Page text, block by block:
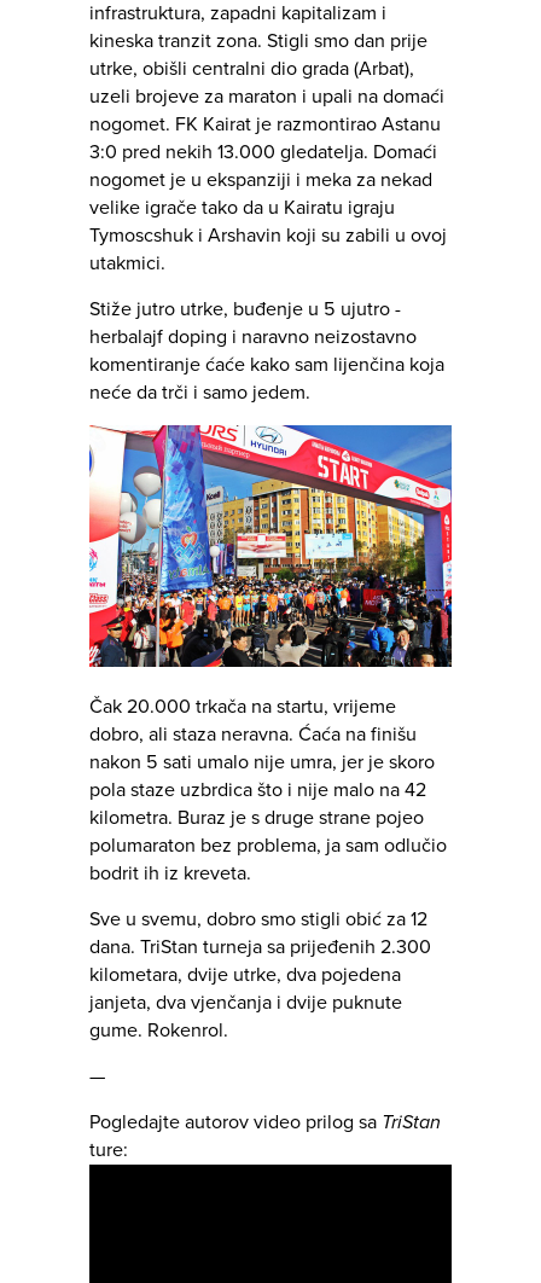
infrastruktura, zapadni kapitalizam i
kineska tranzit zona. Stigli smo dan prije
utrke, obišli centralni dio grada (Arbat),
uzeli brojeve za maraton i upali na domaći
nogomet. FK Kairat je razmontirao Astanu
3:0 pred nekih 13.000 gledatelja. Domaći
nogomet je u ekspanziji i meka za nekad
velike igrače tako da u Kairatu igraju
Tymoscshuk i Arshavin koji su zabili u ovoj
utakmici.
Stiže jutro utrke, buđenje u 5 ujutro -
herbalajf doping i naravno neizostavno
komentiranje ćaće kako sam lijenčina koja
neće da trči i samo jedem.
Čak 20.000 trkača na startu, vrijeme
dobro, ali staza neravna. Ćaća na finišu
nakon 5 sati umalo nije umra, jer je skoro
pola staze uzbrdica što i nije malo na 42
kilometra. Buraz je s druge strane pojeo
polumaraton bez problema, ja sam odlučio
bodrit ih iz kreveta.
Sve u svemu, dobro smo stigli obić za 12
dana. TriStan turneja sa prijeđenih 2.300
kilometara, dvije utrke, dva pojedena
janjeta, dva vjenčanja i dvije puknute
gume. Rokenrol.
—
Pogledajte autorov video prilog sa TriStan
ture: